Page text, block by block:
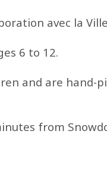
avec la
6 to 12.
and are hand-
from